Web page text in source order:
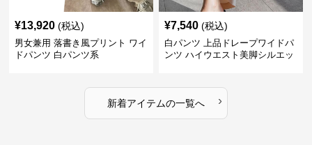
¥13,920 (税込)
男女兼用 落書き風プリント ワイ
ドパンツ 白パンツ系
¥7,540 (税込)
白パンツ 上品ドレープワイドパ
ンツ ハイウエスト美脚シルエッ
新着アイテムの一覧へ ›